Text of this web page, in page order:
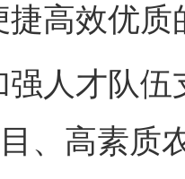
高效优质
才队伍
、高素质